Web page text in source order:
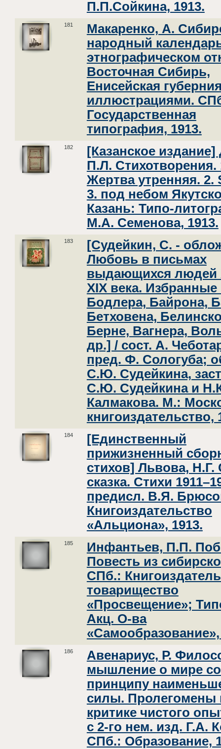
П.П.Сойкина, 1913.
181
Макаренко, А.
народный
этнографическом
Восточная Сибирь,
Енисейская
иллюстрациями.
Государственная
типография, 1913.
182
[Казанское издание]
П.Л. Стихотворения.
Жертва утренняя. 2.
3. под небом
Казань: Типо-
М.А. Семенова, 1913.
183
[Судейкин, С. -
Любовь в письмах
выдающихся людей
XIX века.
Бодлера, Байрона,
Бетховена,
Берне, Вагнера,
др.] / сост. А.
пред. Ф. Сологуба;
С.Ю. Судейкина,
С.Ю. Судейкина и
Калмакова. М.:
книгоиздательство,
184
[Единственный
прижизненный
стихов] Львова, Н.Г.
сказка. Стихи
предисл. В.Я.
Книгоиздательство
«Альциона», 1913.
185
Инфантьев, П.П.
Повесть из
СПб.:
товарищество
«Просвещение»;
Акц. О-ва
«Самообразование»,
186
Авенариус, Р.
мышление о мире
принципу
силы. Пролегомены
критике чистого
с 2-го нем. изд. Г.А.
СПб.: Образование,